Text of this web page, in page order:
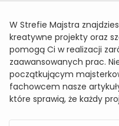
W Strefie Majstra
kreatywne projekty oraz
pomogą Ci w realizacji
zaawansowanych prac.
początkującym
fachowcem nasze
które sprawią, że każdy